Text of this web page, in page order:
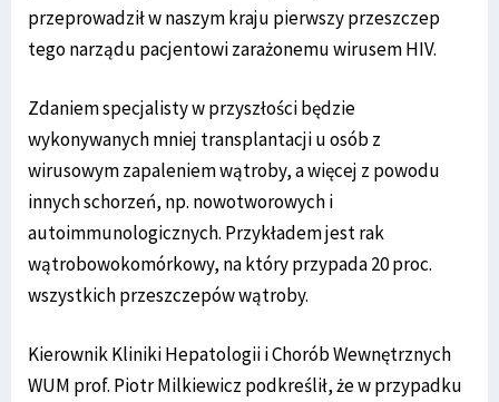
przeprowadził w naszym kraju pierwszy przeszczep
tego narządu pacjentowi zarażonemu wirusem HIV.
Zdaniem specjalisty w przyszłości będzie
wykonywanych mniej transplantacji u osób z
wirusowym zapaleniem wątroby, a więcej z powodu
innych schorzeń, np. nowotworowych i
autoimmunologicznych. Przykładem jest rak
wątrobowokomórkowy, na który przypada 20 proc.
wszystkich przeszczepów wątroby.
Kierownik Kliniki Hepatologii i Chorób Wewnętrznych
WUM prof. Piotr Milkiewicz podkreślił, że w przypadku